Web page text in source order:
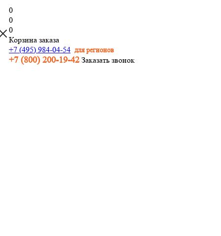
0
0
0
Корзина заказа
+7 (495) 984-04-54 для регионов
+7 (800) 200-19-42 Заказать звонок